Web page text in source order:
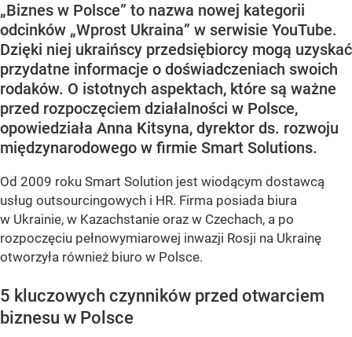
„Biznes w Polsce” to nazwa nowej kategorii
odcinków „Wprost Ukraina” w serwisie YouTube.
Dzięki niej ukraińscy przedsiębiorcy mogą uzyskać
przydatne informacje o doświadczeniach swoich
rodaków. O istotnych aspektach, które są ważne
przed rozpoczęciem działalności w Polsce,
opowiedziała Anna Kitsyna, dyrektor ds. rozwoju
międzynarodowego w firmie Smart Solutions.
Od 2009 roku Smart Solution jest wiodącym dostawcą
usług outsourcingowych i HR. Firma posiada biura
w Ukrainie, w Kazachstanie oraz w Czechach, a po
rozpoczęciu pełnowymiarowej inwazji Rosji na Ukrainę
otworzyła również biuro w Polsce.
5 kluczowych czynników przed otwarciem
biznesu w Polsce